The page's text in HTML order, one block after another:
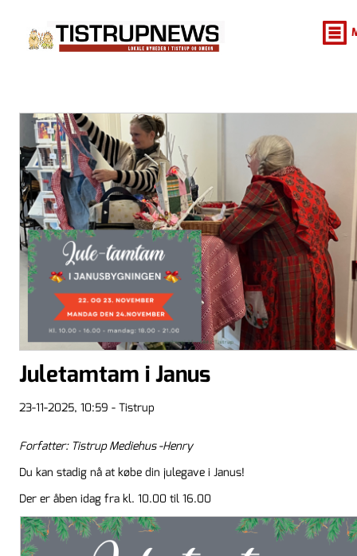
Juletamtam i Janus
23-11-2025, 10:59 - Tistrup
Forfatter: Tistrup Mediehus -Henry
Du kan stadig nå at købe din julegave i Janus!
Der er åben idag fra kl. 10.00 til 16.00